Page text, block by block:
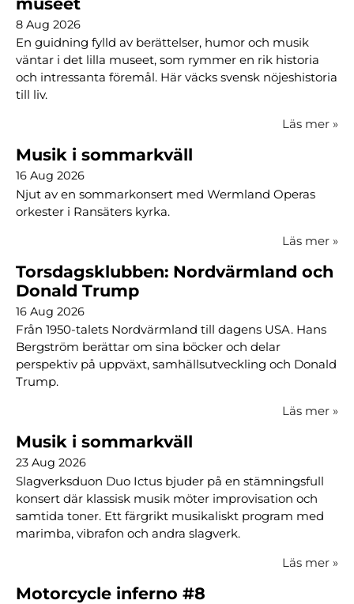
8 Aug 2026
En guidning fylld av berättelser, humor och musik
väntar i det lilla museet, som rymmer en rik historia
och intressanta föremål. Här väcks svensk nöjeshistoria
till liv.
Läs mer »
Musik i sommarkväll
16 Aug 2026
Njut av en sommarkonsert med Wermland Operas
orkester i Ransäters kyrka.
Läs mer »
Torsdagsklubben: Nordvärmland och
Donald Trump
16 Aug 2026
Från 1950-talets Nordvärmland till dagens USA. Hans
Bergström berättar om sina böcker och delar
perspektiv på uppväxt, samhällsutveckling och Donald
Trump.
Läs mer »
Musik i sommarkväll
23 Aug 2026
Slagverksduon Duo Ictus bjuder på en stämningsfull
konsert där klassisk musik möter improvisation och
samtida toner. Ett färgrikt musikaliskt program med
marimba, vibrafon och andra slagverk.
Läs mer »
Motorcycle inferno #8